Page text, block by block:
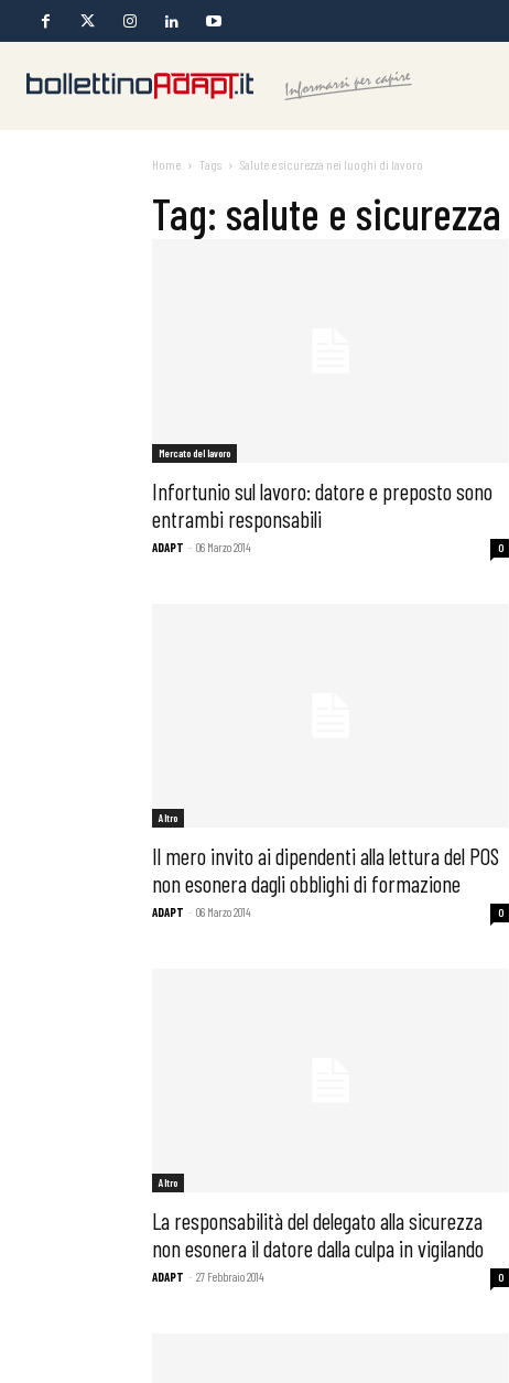
Home Tags Salute e sicurezza nei luoghi di lavoro
Tag: salute e
Mercato del lavoro
Infortunio sul lavoro: datore e preposto sono
entrambi responsabili
ADAPT - 06 Marzo 2014 0
Altro
Il mero invito ai dipendenti alla lettura del POS
non esonera dagli obblighi di formazione
ADAPT - 06 Marzo 2014 0
Altro
La responsabilità del delegato alla sicurezza
non esonera il datore dalla culpa in vigilando
ADAPT - 27 Febbraio 2014 0